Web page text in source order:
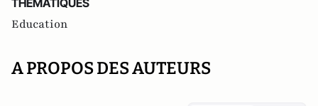
THEMATIQUES
Education
A PROPOS DES AUTEURS